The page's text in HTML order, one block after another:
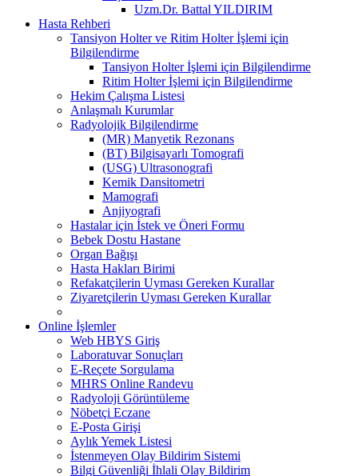
Uzm.Dr. Battal YILDIRIM
Hasta Rehberi
Tansiyon Holter ve Ritim Holter İşlemi için
Bilgilendirme
Tansiyon Holter İşlemi için Bilgilendirme
Ritim Holter İşlemi için Bilgilendirme
Hekim Çalışma Listesi
Anlaşmalı Kurumlar
Radyolojik Bilgilendirme
(MR) Manyetik Rezonans
(BT) Bilgisayarlı Tomografi
(USG) Ultrasonografi
Kemik Dansitometri
Mamografi
Anjiyografi
Hastalar için İstek ve Öneri Formu
Bebek Dostu Hastane
Organ Bağışı
Hasta Hakları Birimi
Refakatçilerin Uyması Gereken Kurallar
Ziyaretçilerin Uyması Gereken Kurallar
Online İşlemler
Web HBYS Giriş
Laboratuvar Sonuçları
E-Reçete Sorgulama
MHRS Online Randevu
Radyoloji Görüntüleme
Nöbetçi Eczane
E-Posta Girişi
Aylık Yemek Listesi
İstenmeyen Olay Bildirim Sistemi
Bilgi Güvenliği İhlali Olay Bildirim